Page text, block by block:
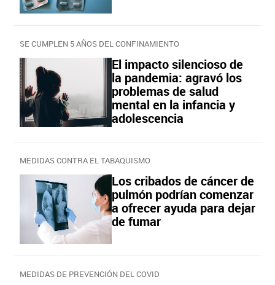
SE CUMPLEN 5 AÑOS DEL CONFINAMIENTO
El impacto silencioso de
la pandemia: agravó los
problemas de salud
mental en la infancia y
adolescencia
MEDIDAS CONTRA EL TABAQUISMO
Los cribados de cáncer de
pulmón podrían comenzar
a ofrecer ayuda para dejar
de fumar
MEDIDAS DE PREVENCIÓN DEL COVID